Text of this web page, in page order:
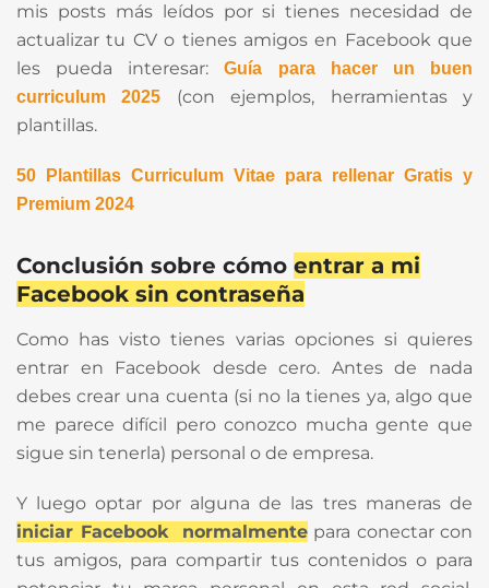
mis posts más leídos por si tienes necesidad de
actualizar tu CV o tienes amigos en Facebook que
les pueda interesar:Guía para hacer un buen
curriculum 2025 (con ejemplos, herramientas y
plantillas.
50 Plantillas Curriculum Vitae para rellenar Gratis y
Premium 2024
Conclusión sobre cómo entrar a mi
Facebook sin contraseña
Como has visto tienes varias opciones si quieres
entrar en Facebook desde cero. Antes de nada
debes crear una cuenta (si no la tienes ya, algo que
me parece difícil pero conozco mucha gente que
sigue sin tenerla) personal o de empresa.
Y luego optar por alguna de las tres maneras de
iniciar Facebook normalmentepara conectar con
tus amigos, para compartir tus contenidos o para